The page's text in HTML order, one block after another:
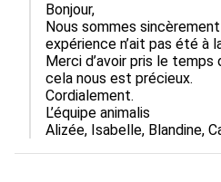
Bonjour,
Nous sommes
expérience n’ait pas été à
Merci d’avoir pris le
cela nous est précieux.
Cordialement.
L’équipe animalis
Alizée, Isabelle, Blandine,